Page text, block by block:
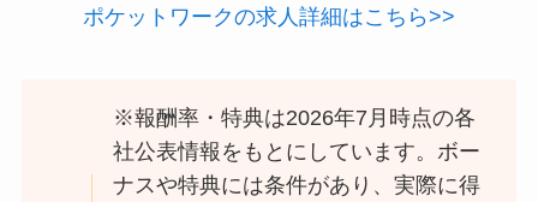
ポケットワークの求人詳細はこちら>>
※報酬率・特典は2026年7月時点の各
社公表情報をもとにしています。ボー
ナスや特典には条件があり、実際に得